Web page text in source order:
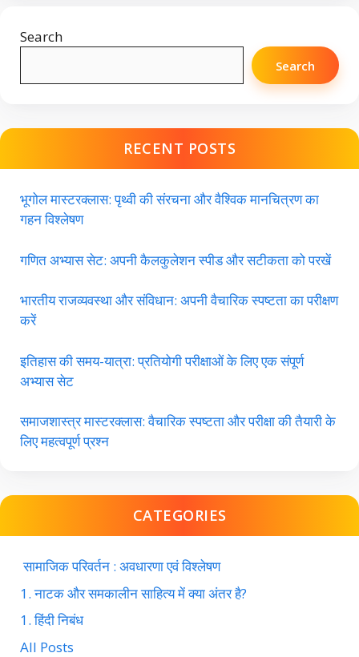
Search
Search
RECENT POSTS
भूगोल मास्टरक्लास: पृथ्वी की संरचना और वैश्विक मानचित्रण का
गहन विश्लेषण
गणित अभ्यास सेट: अपनी कैलकुलेशन स्पीड और सटीकता को परखें
भारतीय राजव्यवस्था और संविधान: अपनी वैचारिक स्पष्टता का परीक्षण
करें
इतिहास की समय-यात्रा: प्रतियोगी परीक्षाओं के लिए एक संपूर्ण
अभ्यास सेट
समाजशास्त्र मास्टरक्लास: वैचारिक स्पष्टता और परीक्षा की तैयारी के
लिए महत्वपूर्ण प्रश्न
CATEGORIES
सामाजिक परिवर्तन : अवधारणा एवं विश्लेषण
1. नाटक और समकालीन साहित्य में क्या अंतर है?
1. हिंदी निबंध
All Posts